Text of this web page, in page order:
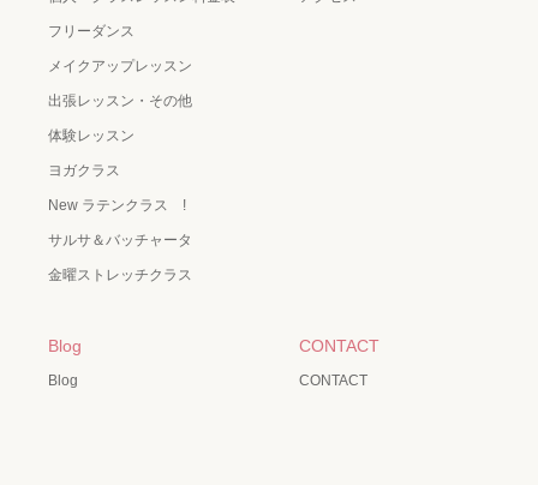
フリーダンス
メイクアップレッスン
出張レッスン・その他
体験レッスン
ヨガクラス
New ラテンクラス !
サルサ＆バッチャータ
金曜ストレッチクラス
Blog
Blog
CONTACT
CONTACT